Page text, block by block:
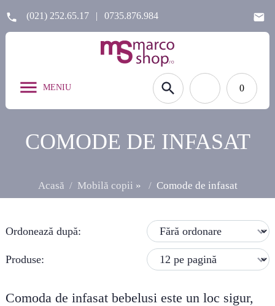
(021) 252.65.17 | 0735.876.984
MENIU 0
COMODE DE INFASAT
Acasă Mobilă copii » Comode de infasat
Ordonează după:
Produse:
Comoda de infasat bebelusi este un loc sigur,